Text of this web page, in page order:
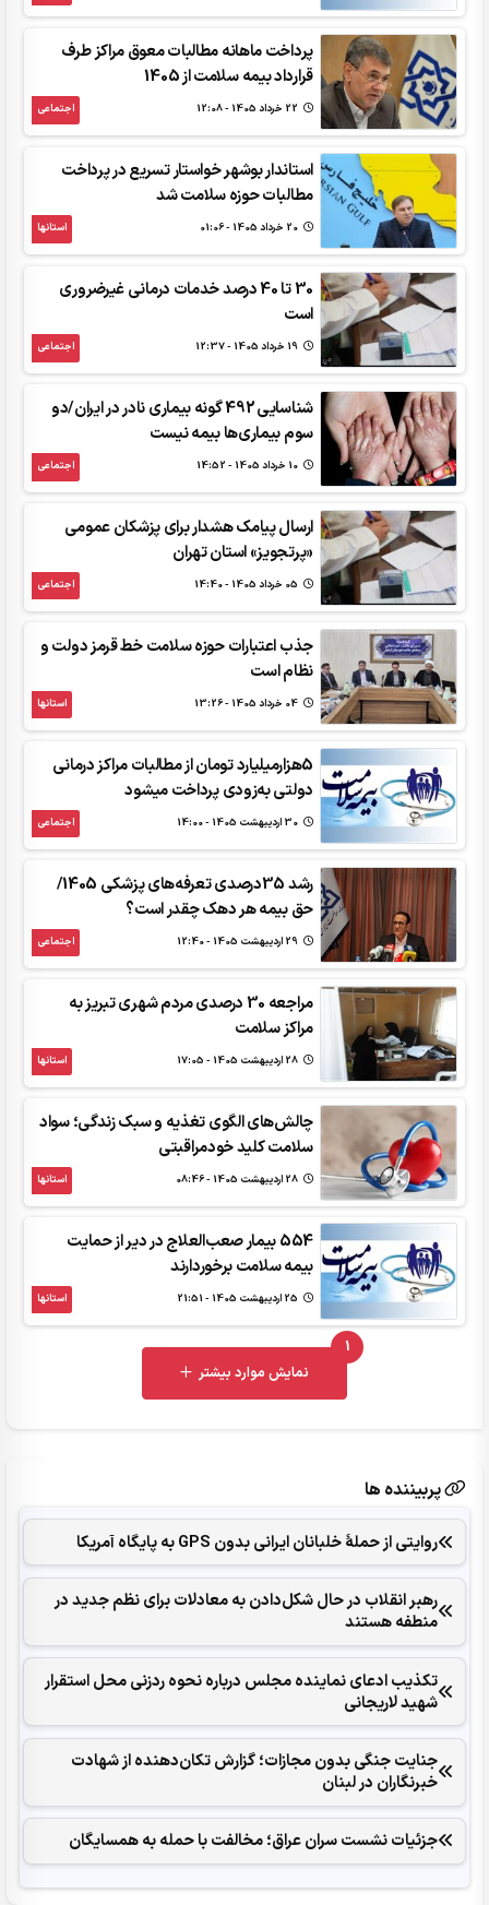
پرداخت ماهانه مطالبات معوق مراکز طرف
قرارداد بیمه سلامت از 1405
اجتماعی
استاندار بوشهر خواستار تسریع در پرداخت
مطالبات حوزه سلامت شد
استانها
30 تا 40 درصد خدمات درمانی غیرضروری
است
اجتماعی
شناسایی 492 گونه بیماری نادر در ایران/دو
سوم بیماری‌ها بیمه نیست
اجتماعی
ارسال پیامک هشدار برای پزشکان عمومی
«پرتجویز» استان تهران
اجتماعی
جذب اعتبارات حوزه سلامت خط قرمز دولت و
نظام است
استانها
5هزارمیلیارد تومان از مطالبات مراکز درمانی
دولتی به‌زودی پرداخت می‎شود
اجتماعی
رشد 35درصدی تعرفه‌های پزشکی 1405/
حق بیمه هر دهک چقدر است؟
اجتماعی
مراجعه 30 درصدی مردم شهری تبریز به
مراکز سلامت
استانها
چالش‌های الگوی تغذیه و سبک زندگی؛ سواد
سلامت کلید خودمراقبتی
استانها
554 بیمار صعب‌العلاج در دیر از حمایت
بیمه سلامت برخوردارند
استانها
1
UNREAD MESSAGES
نمایش موارد بیشتر
پربیننده ها
روایتی از حملۀ خلبانان ایرانی بدون GPS به پایگاه آمریکا
رهبر انقلاب در حال شکل‌‌دادن به معادلات برای نظم جدید در
منطفه هستند
تکذیب ادعای نماینده مجلس درباره نحوه ردزنی محل استقرار
شهید لاریجانی
جنایت جنگی بدون مجازات؛ گزارش تکان‌دهنده از شهادت
خبرنگاران در لبنان
جزئیات نشست سران عراق؛ مخالفت با حمله به همسایگان